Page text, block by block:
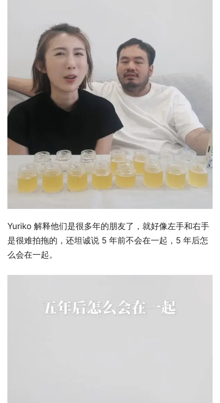
Yuriko 解释他们是很多年的朋友了，就好像左手和右手
是很难拍拖的，还坦诚说 5 年前不会在一起，5 年后怎
么会在一起。